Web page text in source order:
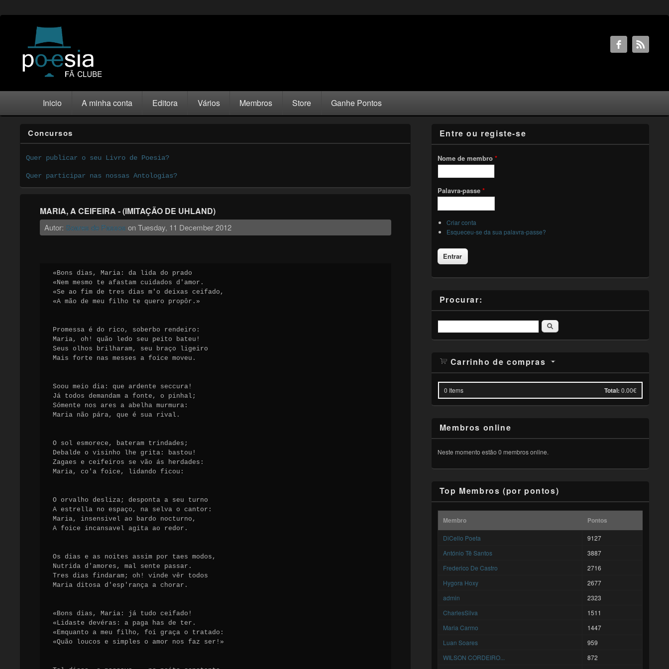
Inicio A minha conta Editora Vários Membros Store Ganhe Pontos
Concursos
Quer publicar o seu Livro de Poesia?
Quer participar nas nossas Antologias?
MARIA, A CEIFEIRA - (IMITAÇÃO DE UHLAND)
Autor: Soares de Passos on Tuesday, 11 December 2012
«Bons dias, Maria: da lida do prado
«Nem mesmo te afastam cuidados d'amor.
«Se ao fim de tres dias m'o deixas ceifado,
«A mão de meu filho te quero propôr.»
Promessa é do rico, soberbo rendeiro:
Maria, oh! quão ledo seu peito bateu!
Seus olhos brilharam, seu braço ligeiro
Mais forte nas messes a foice moveu.
Soou meio dia: que ardente seccura!
Já todos demandam a fonte, o pinhal;
Sómente nos ares a abelha murmura:
Maria não pára, que é sua rival.
O sol esmorece, bateram trindades;
Debalde o visinho lhe grita: bastou!
Zagaes e ceifeiros se vão ás herdades:
Maria, co'a foice, lidando ficou:
O orvalho desliza; desponta a seu turno
A estrella no espaço, na selva o cantor:
Maria, insensivel ao bardo nocturno,
A foice incansavel agita ao redor.
Os dias e as noites assim por taes modos,
Nutrida d'amores, mal sente passar.
Tres dias findaram; oh! vinde vêr todos
Maria ditosa d'esp'rança a chorar.
«Bons dias, Maria: já tudo ceifado!
«Lidaste devéras: a paga has de ter.
«Emquanto a meu filho, foi graça o tratado:
«Quão loucos e simples o amor nos faz ser!»
Entre ou registe-se
Nome de membro *
Palavra-passe *
Criar conta
Esqueceu-se da sua palavra-passe?
Procurar:
Pesquisar
Carrinho de compras
0 Items Total: 0.00€
Membros online
Neste momento estão 0 membros online.
Top Membros (por pontos)
Membro Pontos
DiCello Poeta
9127
António Tê Santos
3887
Frederico De Castro
2716
Hygora Hoxy
2677
admin
2323
CharlesSilva
1511
Maria Carmo
1447
Luan Soares
959
WILSON CORDEIRO...
872